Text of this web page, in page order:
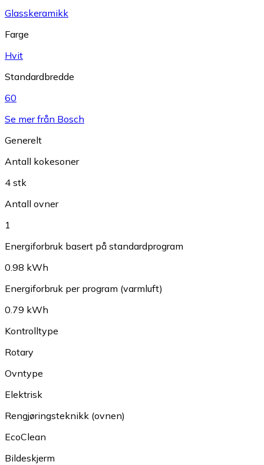
Glasskeramikk
Farge
Hvit
Standardbredde
60
Se mer från Bosch
Generelt
Antall kokesoner
4 stk
Antall ovner
1
Energiforbruk basert på standardprogram
0.98 kWh
Energiforbruk per program (varmluft)
0.79 kWh
Kontrolltype
Rotary
Ovntype
Elektrisk
Rengjøringsteknikk (ovnen)
EcoClean
Bildeskjerm